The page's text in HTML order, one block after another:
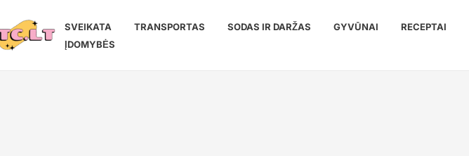
prie
turinio
SVEIKATA TRANSPORTAS SODAS IR DARŽAS GYVŪNAI RECEPTAI
ĮDOMYBĖS